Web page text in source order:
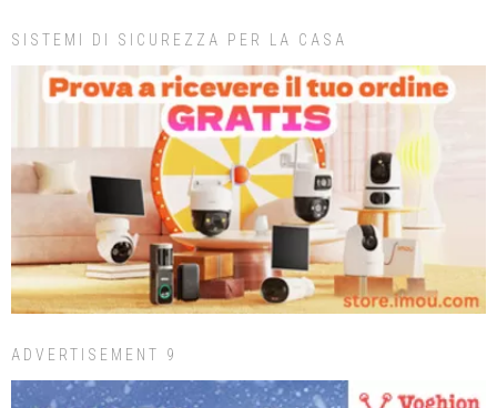
SISTEMI DI SICUREZZA PER LA CASA
ADVERTISEMENT 9